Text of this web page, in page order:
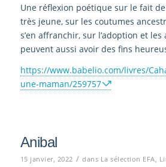
Une réflexion poétique sur le fait
très jeune, sur les coutumes
s’en affranchir, sur l’adoption et
peuvent aussi avoir des fins
https://www.babelio.com/livres/
une-maman/259757
Anibal
15 janvier, 2022 / dans La sélection EFA